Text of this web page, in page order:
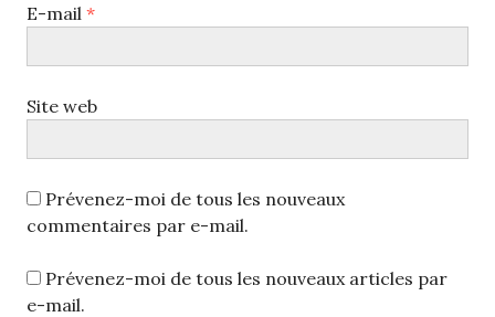
E-mail *
Site web
Prévenez-moi de tous les nouveaux
commentaires par e-mail.
Prévenez-moi de tous les nouveaux articles par
e-mail.